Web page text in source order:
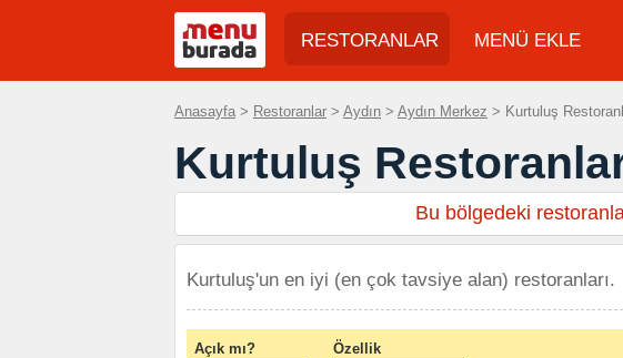
RESTORANLAR MENÜ EKLE
Anasayfa > Restoranlar > Aydın > Aydın Merkez > Kurtuluş
Kurtuluş
Bu bölgedeki
Kurtuluş'un en iyi (en çok tavsiye alan) restoranları.
Açık mı? Özellik